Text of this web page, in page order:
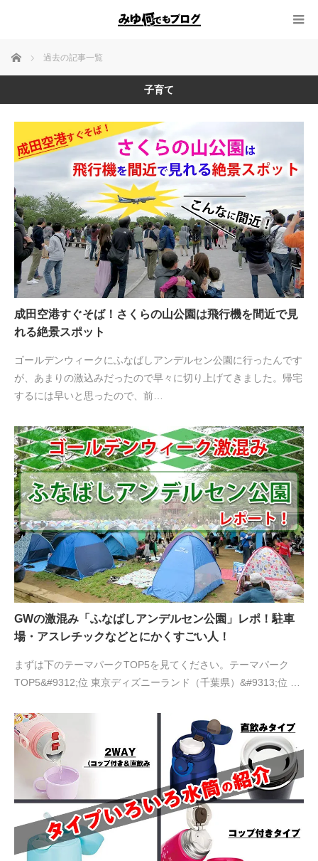
ホーム過去の記事一覧
子育て
成田空港すぐそば！さくらの山公園は飛行機を間近で見
れる絶景スポット
ゴールデンウィークにふなばしアンデルセン公園に行ったんです
が、あまりの激込みだったので早々に切り上げてきました。帰宅
するには早いと思ったので、前…
GWの激混み「ふなばしアンデルセン公園」レポ！駐車
場・アスレチックなどとにかくすごい人！
まずは下のテーマパークTOP5を見てください。テーマパーク
TOP5&#9312;位 東京ディズニーランド（千葉県）&#9313;位 …